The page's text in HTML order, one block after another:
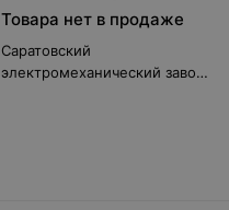
Товара нет в продаже
Саратовский
электромеханический завод